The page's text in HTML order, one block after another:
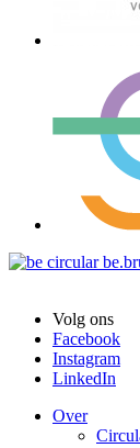
Volg ons
Facebook
Instagram
LinkedIn
Over